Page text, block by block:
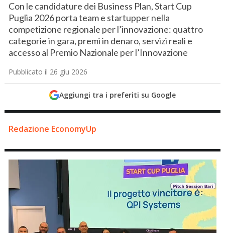
Con le candidature dei Business Plan, Start Cup
Puglia 2026 porta team e startupper nella
competizione regionale per l’innovazione: quattro
categorie in gara, premi in denaro, servizi reali e
accesso al Premio Nazionale per l’Innovazione
Pubblicato il 26 giu 2026
Aggiungi tra i preferiti su Google
Redazione EconomyUp